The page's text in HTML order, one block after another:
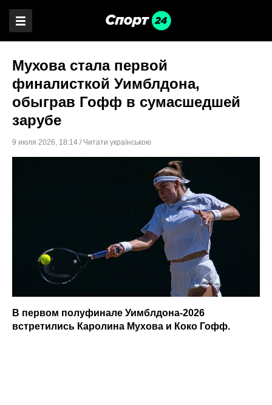
Мухова стала первой
финалисткой Уимблдона,
обыграв Гофф в сумасшедшей
зарубе
9 июля 2026, 18:14 / Читати українською
В первом полуфинале Уимблдона-2026
встретились Каролина Мухова и Коко Гофф.